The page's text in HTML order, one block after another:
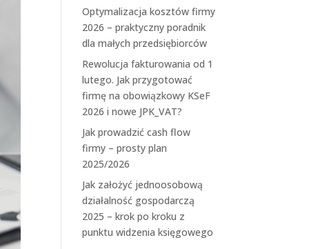
Optymalizacja kosztów firmy
2026 – praktyczny poradnik
dla małych przedsiębiorców
Rewolucja fakturowania od 1
lutego. Jak przygotować
firmę na obowiązkowy KSeF
2026 i nowe JPK_VAT?
Jak prowadzić cash flow
firmy – prosty plan
2025/2026
Jak założyć jednoosobową
działalność gospodarczą
2025 – krok po kroku z
punktu widzenia księgowego